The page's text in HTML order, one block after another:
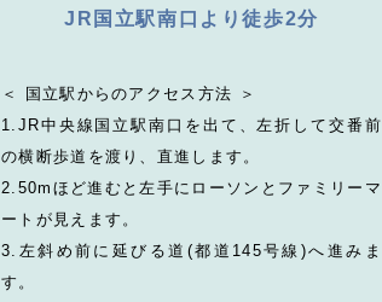
JR国立駅南口より徒歩2分
＜ 国立駅からのアクセス方法 ＞
1.JR中央線国立駅南口を出て、左折して交番前
の横断歩道を渡り、直進します。
2.50mほど進むと左手にローソンとファミリーマ
ートが見えます。
3.左斜め前に延びる道(都道145号線)へ進みま
す。